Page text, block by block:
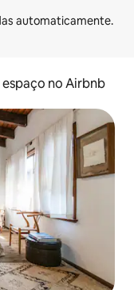
espaço no Airbnb